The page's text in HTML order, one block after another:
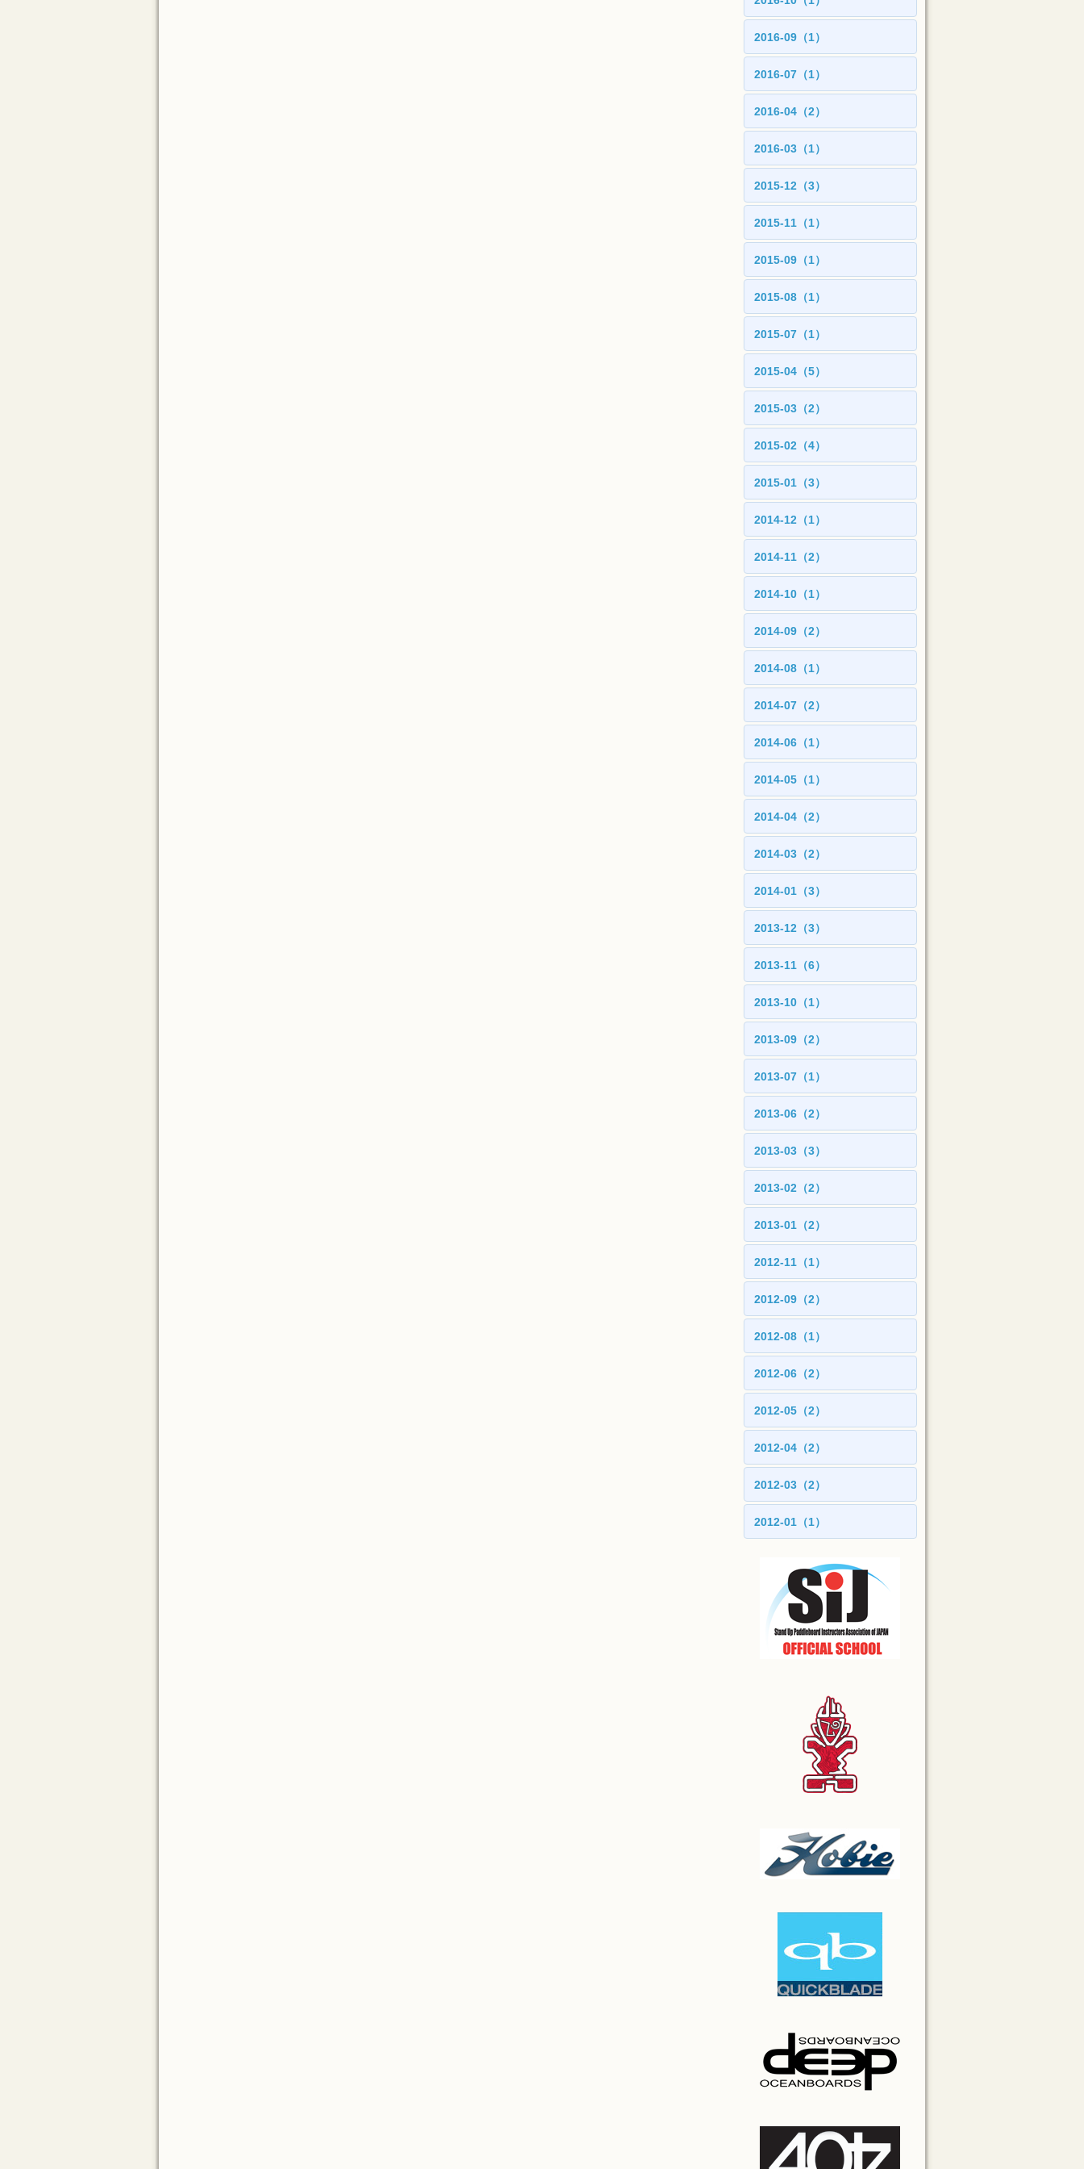
2016-09（1）
2016-07（1）
2016-04（2）
2016-03（1）
2015-12（3）
2015-11（1）
2015-09（1）
2015-08（1）
2015-07（1）
2015-04（5）
2015-03（2）
2015-02（4）
2015-01（3）
2014-12（1）
2014-11（2）
2014-10（1）
2014-09（2）
2014-08（1）
2014-07（2）
2014-06（1）
2014-05（1）
2014-04（2）
2014-03（2）
2014-01（3）
2013-12（3）
2013-11（6）
2013-10（1）
2013-09（2）
2013-07（1）
2013-06（2）
2013-03（3）
2013-02（2）
2013-01（2）
2012-11（1）
2012-09（2）
2012-08（1）
2012-06（2）
2012-05（2）
2012-04（2）
2012-03（2）
2012-01（1）